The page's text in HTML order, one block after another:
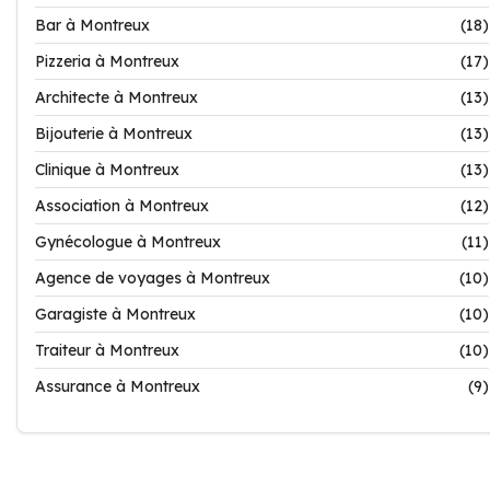
Bar à Montreux
(18)
Pizzeria à Montreux
(17)
Architecte à Montreux
(13)
Bijouterie à Montreux
(13)
Clinique à Montreux
(13)
Association à Montreux
(12)
Gynécologue à Montreux
(11)
Agence de voyages à Montreux
(10)
Garagiste à Montreux
(10)
Traiteur à Montreux
(10)
Assurance à Montreux
(9)